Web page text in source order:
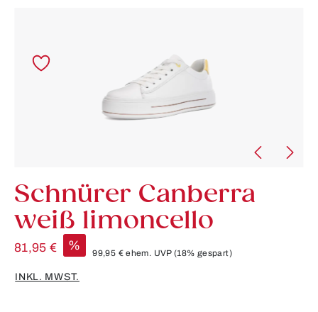
Schnürer Canberra
weiß limoncello
81,95 € %
99,95 €ehem. UVP(18% gespart)
INKL. MWST.